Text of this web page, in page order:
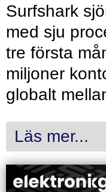
Surfshark
med sju
tre första
miljoner
globalt
Läs mer...